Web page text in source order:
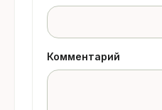
Комментарий